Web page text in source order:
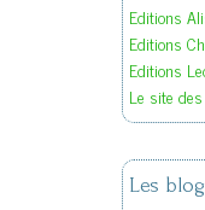
Editions
Editions
Editions
Le site
Les